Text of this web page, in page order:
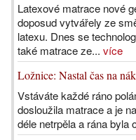
Latexové matrace nové
doposud vytvářely ze
latexu. Dnes se
také matrace ze... více
Ložnice: Nastal čas na
Vstáváte každé ráno
dosloužila matrace a je
déle netrpěla a rána byla